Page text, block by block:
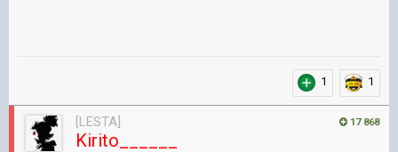
1 1
17 868
[LESTA]
Kirito______